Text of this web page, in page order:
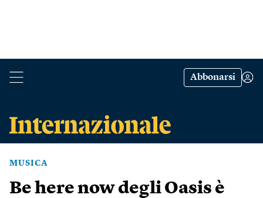
Abbonarsi
MUSICA
Be here now degli Oasis è